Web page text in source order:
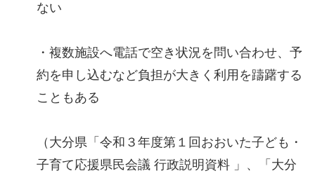
ない
・複数施設へ電話で空き状況を問い合わせ、予
約を申し込むなど負担が大きく利用を躊躇する
こともある
（大分県「令和３年度第１回おおいた子ども・
子育て応援県民会議 行政説明資料 」、「大分